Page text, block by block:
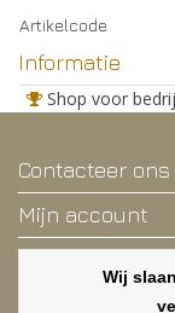
Artikelcode
Informatie
Shop voor
Contacteer ons
Mijn account
Wij